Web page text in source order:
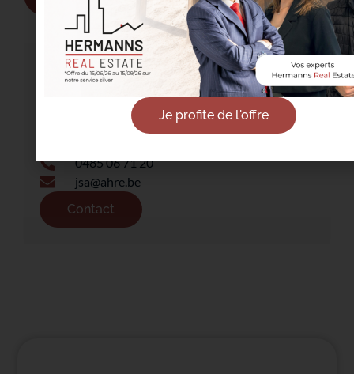
Jean-Sébastien Amichia
0485 06 71 20
jsa@ahre.be
Contact
Je profite de l'offre